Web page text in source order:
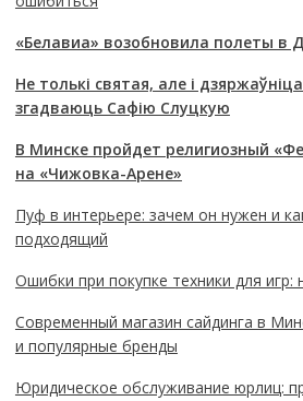
«Белавиа» возобновила полеты в
Не толькі святая, але і
згадваюць Сафію Слуцкую
В Минске пройдет религиозный
на «Чижовка-Арене»
Пуф в интерьере: зачем он нужен и
подходящий
Ошибки при покупке техники для игр:
Современный магазин сайдинга в
и популярные бренды
Юридическое обслуживание юрлиц: